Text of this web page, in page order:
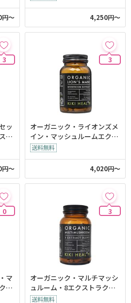
～ 4,250円～
3
ッ
ト
～
3
オーガニック・ライオンズメ
イン・マッシュルームエクス
トラクト(Kiki-Health)
4,020円～
0
マ
ト
3
オーガニック・マルチマッシ
ュルーム・8エクストラクト
ブレンド(Kiki-Health)